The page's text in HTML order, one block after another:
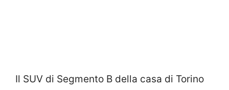
Il SUV di Segmento B della casa di Torino